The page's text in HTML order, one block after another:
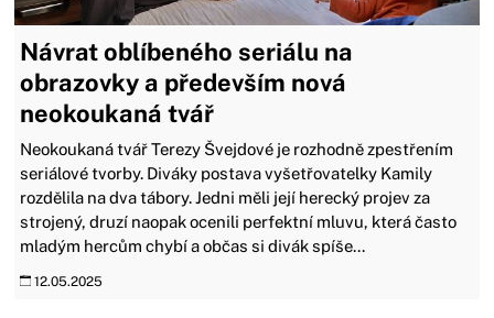
Návrat oblíbeného seriálu na
obrazovky a především nová
neokoukaná tvář
Neokoukaná tvář Terezy Švejdové je rozhodně zpestřením
seriálové tvorby. Diváky postava vyšetřovatelky Kamily
rozdělila na dva tábory. Jedni měli její herecký projev za
strojený, druzí naopak ocenili perfektní mluvu, která často
mladým hercům chybí a občas si divák spíše...
12.05.2025